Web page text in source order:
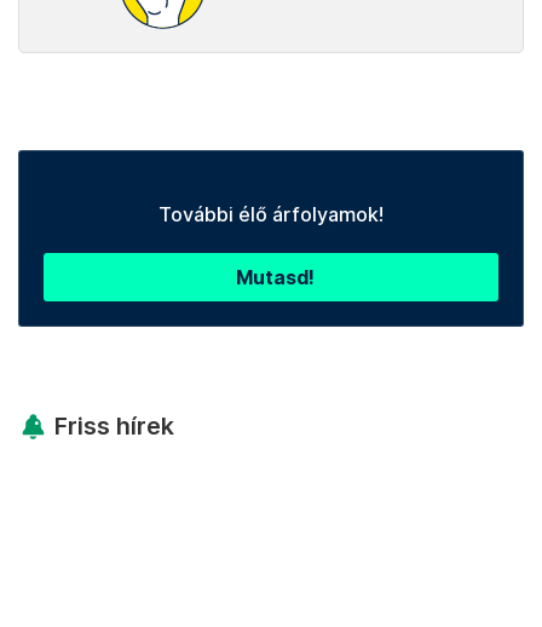
További élő árfolyamok!
Mutasd!
Friss hírek